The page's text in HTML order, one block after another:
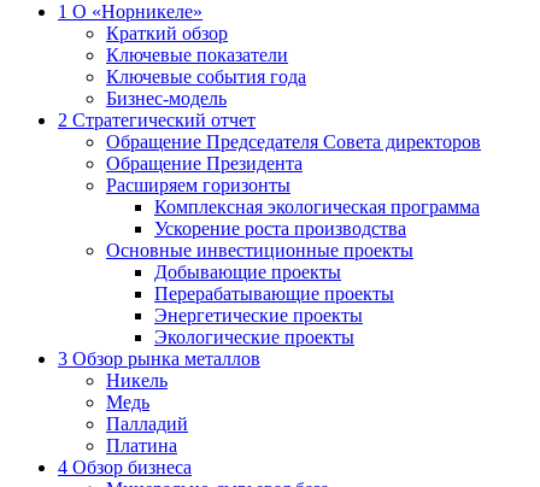
1 О «Норникеле»
Краткий обзор
Ключевые показатели
Ключевые события года
Бизнес-модель
2 Стратегический отчет
Обращение Председателя Совета директоров
Обращение Президента
Расширяем горизонты
Комплексная экологическая программа
Ускорение роста производства
Основные инвестиционные проекты
Добывающие проекты
Перерабатывающие проекты
Энергетические проекты
Экологические проекты
3 Обзор рынка металлов
Никель
Медь
Палладий
Платина
4 Обзор бизнеса